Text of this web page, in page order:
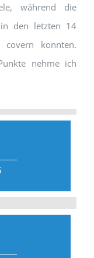
während die
den letzten 14
konnten.
nehme ich